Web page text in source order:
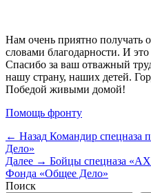
Нам очень приятно получать
словами благодарности. И
Спасибо за ваш отважный
нашу страну, наших детей.
Победой живыми домой!
Категории
Помощь фронту
Навигация
по
записям
← Назад Предыдущая
Командир спецназа
Дело»
Далее → Следующая
запись:
Бойцы спецназа
Фонда «Общее Дело»
Поиск